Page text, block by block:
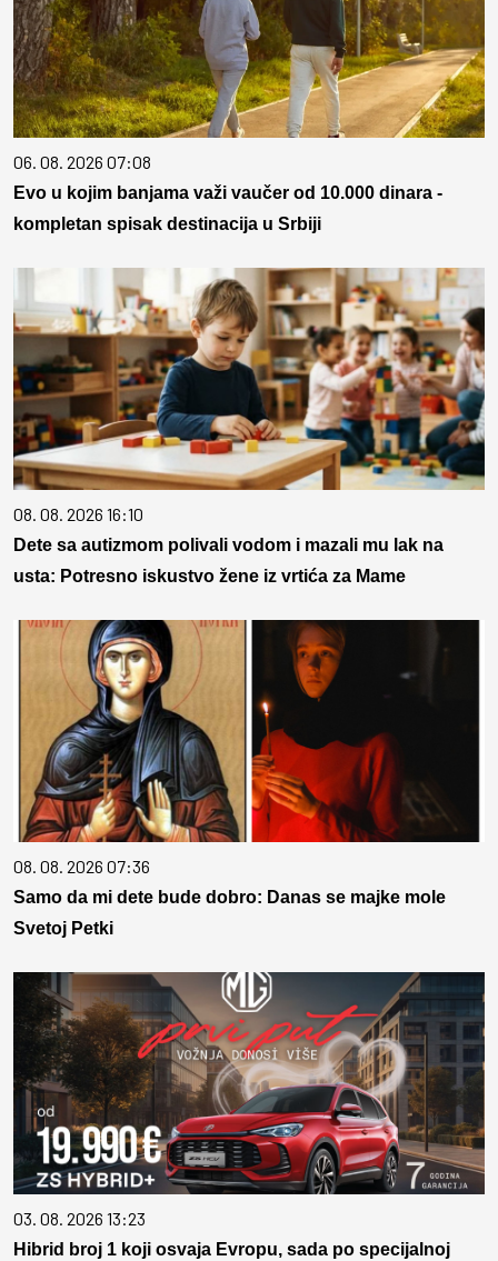
06. 08. 2026 07:08
Evo u kojim banjama važi vaučer od 10.000 dinara -
kompletan spisak destinacija u Srbiji
08. 08. 2026 16:10
Dete sa autizmom polivali vodom i mazali mu lak na
usta: Potresno iskustvo žene iz vrtića za Mame
08. 08. 2026 07:36
Samo da mi dete bude dobro: Danas se majke mole
Svetoj Petki
03. 08. 2026 13:23
Hibrid broj 1 koji osvaja Evropu, sada po specijalnoj